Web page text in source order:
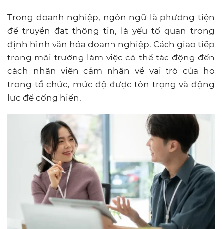
Trong doanh nghiệp, ngôn ngữ là phương tiện
để truyền đạt thông tin, là yếu tố quan trọng
định hình văn hóa doanh nghiệp. Cách giao tiếp
trong môi trường làm việc có thể tác động đến
cách nhân viên cảm nhận về vai trò của họ
trong tổ chức, mức độ được tôn trọng và động
lực để cống hiến.